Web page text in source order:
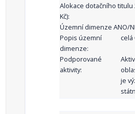
Alokace dotačního titulu
Kč):
Územní dimenze ANO/
Popis územní
dimenze:
celá
Podporované
aktivity:
je